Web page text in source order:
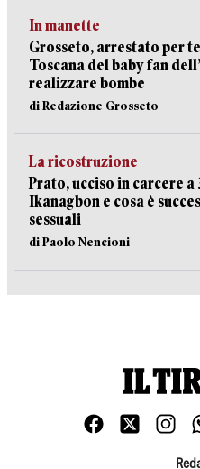
In manette
Grosseto, arrestato per
Toscana del baby fan
realizzare bombe
di Redazione Grosseto
La ricostruzione
Prato, ucciso in carcere a
Ikanagbon e cosa è
sessuali
di Paolo Nencioni